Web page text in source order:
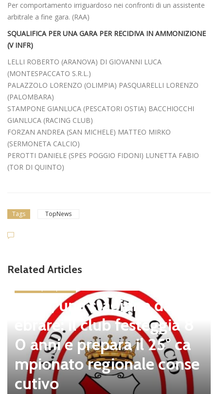
Per comportamento irriguardoso nei confronti di un assistente
arbitrale a fine gara. (RAA)
SQUALIFICA PER UNA GARA PER RECIDIVA IN AMMONIZIONE
(V INFR)
LELLI ROBERTO (ARANOVA) DI GIOVANNI LUCA
(MONTESPACCATO S.R.L.)
PALAZZOLO LORENZO (OLIMPIA) PASQUARELLI LORENZO
(PALOMBARA)
STAMPONE GIANLUCA (PESCATORI OSTIA) BACCHIOCCHI
GIANLUCA (RACING CLUB)
FORZAN ANDREA (SAN MICHELE) MATTEO MIRKO
(SERMONETA CALCIO)
PEROTTI DANIELE (SPES POGGIO FIDONI) LUNETTA FABIO
(TOR DI QUINTO)
Tags TopNews
Related Articles
Tolfa, una stagione da cel
ebrare: il club festeggia 8
0 anni e prepara il 25° ca
mpionato regionale conse
cutivo